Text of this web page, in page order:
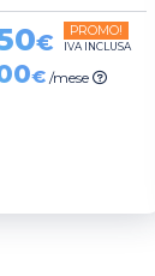
€ PROMO!
IVA INCLUSA
€ /mese